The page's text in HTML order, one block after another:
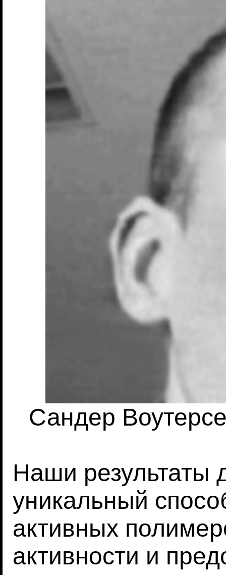
Сандер
Наши результаты
уникальный
активных
активности и